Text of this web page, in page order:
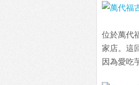
位於萬代
家店。這
因為愛吃